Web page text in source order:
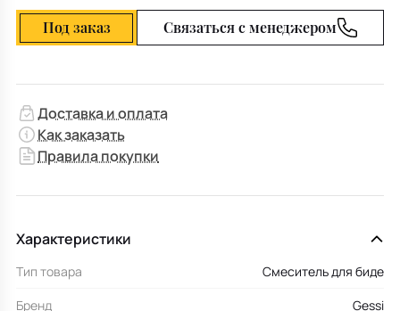
Под заказ Связаться с менеджером
Доставка и оплата
Как заказать
Правила покупки
Характеристики
Тип товара
Смеситель для биде
Бренд
Gessi